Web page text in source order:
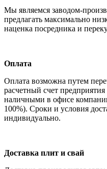
Мы являемся заводом-
предлагать максимально
наценка посредника и
Оплата
Оплата возможна путем
расчетный счет
наличными в офисе
100%). Сроки и условия
индивидуально.
Доставка плит и свай